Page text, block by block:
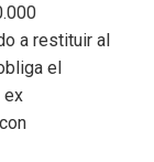
a restituir al
el
ex